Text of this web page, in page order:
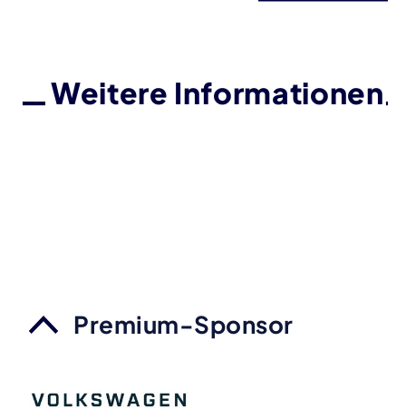
Weitere Informationen
Premium-Sponsor